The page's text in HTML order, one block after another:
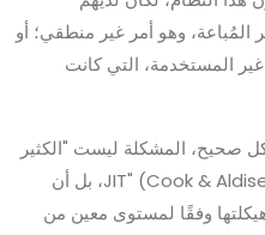
المُباعة، وهو أمر غير منطقي؛ أو
المستخدمة، التي كانت
صحيح، المشكلة ليست "الكثير
من الإنتاج حسب الحاجة" JIT" (Cook & Aldisert 2023)، بل أن
وفقًا لمستوى معين من